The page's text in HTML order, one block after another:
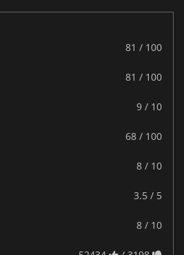
81 / 100
81 / 100
9 / 10
68 / 100
8 / 10
3.5 / 5
8 / 10